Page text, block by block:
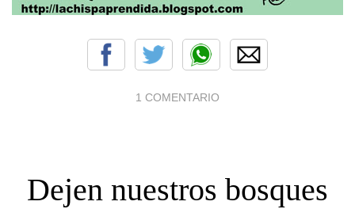
1 COMENTARIO
Dejen nuestros bosques